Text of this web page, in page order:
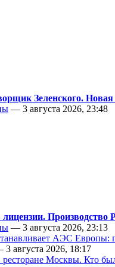
Зеленского.
— 3 августа 2026, 23:48
лицензии. Производство
— 3 августа 2026, 23:13
АЭС Европы:
августа 2026, 18:17
Москвы. Кто